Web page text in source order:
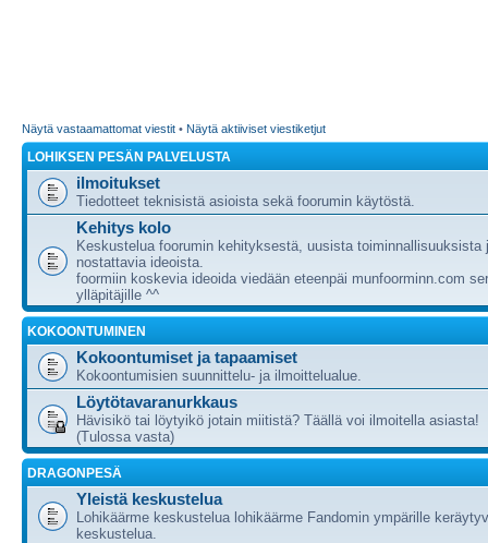
Näytä vastaamattomat viestit • Näytä aktiiviset viestiketjut
LOHIKSEN PESÄN PALVELUSTA
ilmoitukset
Tiedotteet teknisistä asioista sekä foorumin käytöstä.
Kehitys kolo
Keskustelua foorumin kehityksestä, uusista toiminnallisuuksista
nostattavia ideoista.
foormiin koskevia ideoida viedään eteenpäi munfoorminn.com
ylläpitäjille ^^
KOKOONTUMINEN
Kokoontumiset ja tapaamiset
Kokoontumisien suunnittelu- ja ilmoittelualue.
Löytötavaranurkkaus
Hävisikö tai löytyikö jotain miitistä? Täällä voi ilmoitella asiasta!
(Tulossa vasta)
DRAGONPESÄ
Yleistä keskustelua
Lohikäärme keskustelua lohikäärme Fandomin ympärille
keskustelua.